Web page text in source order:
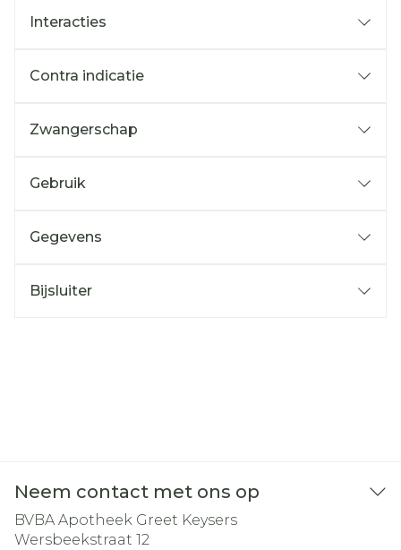
Interacties
Contra indicatie
Zwangerschap
Gebruik
Gegevens
Bijsluiter
Neem contact met ons op
BVBA Apotheek Greet Keysers
Wersbeekstraat 12